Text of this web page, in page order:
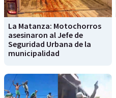
La Matanza: Motochorros
asesinaron al Jefe de
Seguridad Urbana de la
municipalidad